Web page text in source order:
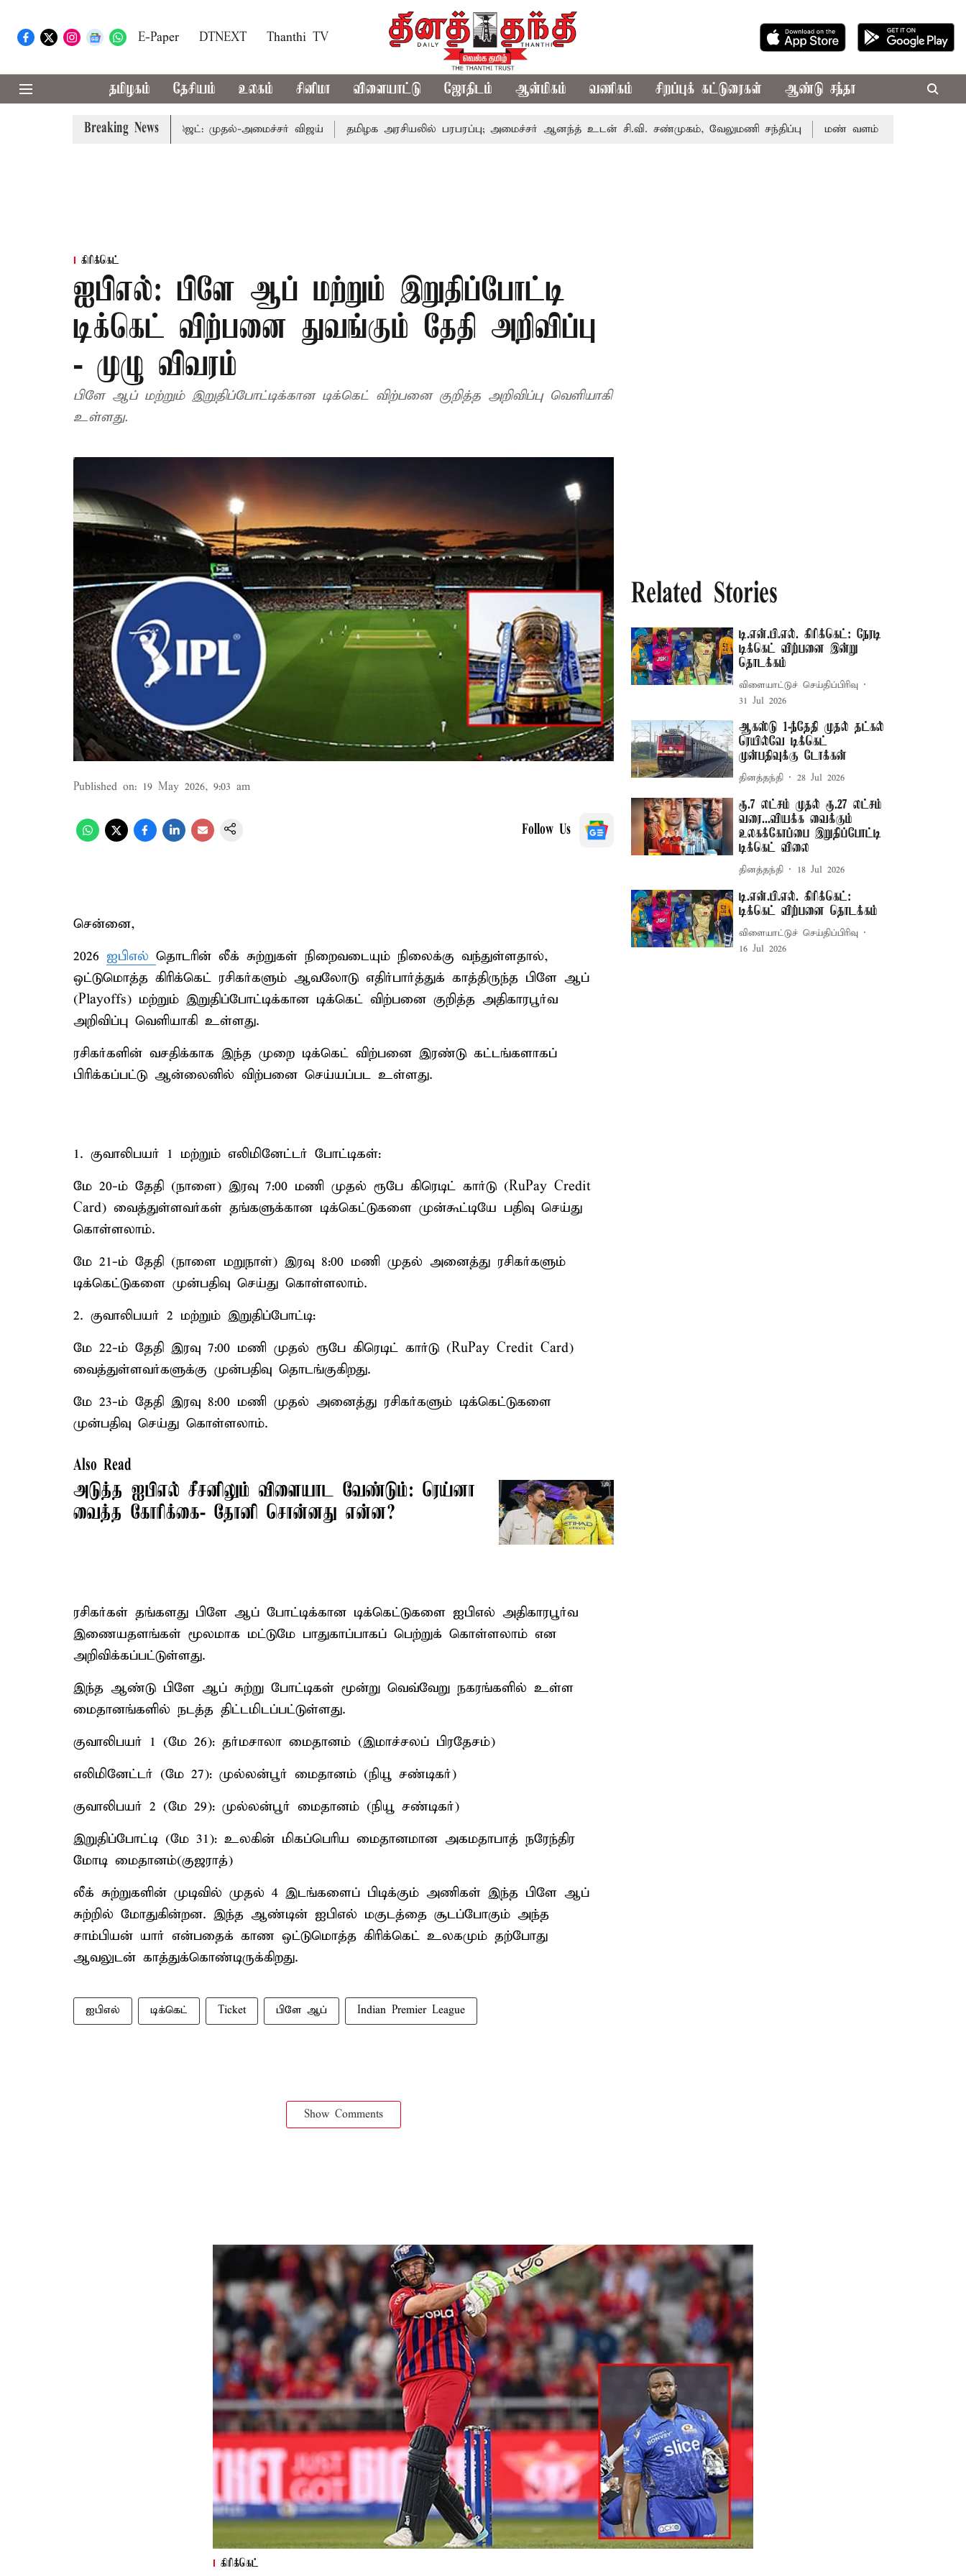
E-Paper DTNEXT Thanthi TV
தமிழகம் தேசியம் உலகம் சினிமா விளையாட்டு ஜோதிடம் ஆன்மிகம் வணிகம் சிறப்புக் கட்டுரைகள் ஆண்டு சந்தா
Breaking News
கூடிய வேளாண் பட்ஜெட்: முதல்-அமைச்சர் விஜய் தமிழக அரசியலில் பரபரப்பு; அமைச்சர் ஆனந்த் உடன் சி.வி. சண்முகம், வேலுமணி சந்திப்பு மண் வளம் பாதுகாக்க ரசாயன உரம்
கிரிக்கெட்
ஐபிஎல்: பிளே ஆப் மற்றும் இறுதிப்போட்டி
டிக்கெட் விற்பனை துவங்கும் தேதி அறிவிப்பு
- முழு விவரம்
பிளே ஆப் மற்றும் இறுதிப்போட்டிக்கான டிக்கெட் விற்பனை குறித்த அறிவிப்பு வெளியாகி
உள்ளது.
Published on: 19 May 2026, 9:03 am
Follow Us
சென்னை,
2026 ஐபிஎல் தொடரின் லீக் சுற்றுகள் நிறைவடையும் நிலைக்கு வந்துள்ளதால்,
ஒட்டுமொத்த கிரிக்கெட் ரசிகர்களும் ஆவலோடு எதிர்பார்த்துக் காத்திருந்த பிளே ஆப்
(Playoffs) மற்றும் இறுதிப்போட்டிக்கான டிக்கெட் விற்பனை குறித்த அதிகாரபூர்வ
அறிவிப்பு வெளியாகி உள்ளது.
ரசிகர்களின் வசதிக்காக இந்த முறை டிக்கெட் விற்பனை இரண்டு கட்டங்களாகப்
பிரிக்கப்பட்டு ஆன்லைனில் விற்பனை செய்யப்பட உள்ளது.
1. குவாலிபயர் 1 மற்றும் எலிமினேட்டர் போட்டிகள்:
மே 20-ம் தேதி (நாளை) இரவு 7:00 மணி முதல் ரூபே கிரெடிட் கார்டு (RuPay Credit
Card) வைத்துள்ளவர்கள் தங்களுக்கான டிக்கெட்டுகளை முன்கூட்டியே பதிவு செய்து
கொள்ளலாம்.
மே 21-ம் தேதி (நாளை மறுநாள்) இரவு 8:00 மணி முதல் அனைத்து ரசிகர்களும்
டிக்கெட்டுகளை முன்பதிவு செய்து கொள்ளலாம்.
2. குவாலிபயர் 2 மற்றும் இறுதிப்போட்டி:
மே 22-ம் தேதி இரவு 7:00 மணி முதல் ரூபே கிரெடிட் கார்டு (RuPay Credit Card)
வைத்துள்ளவர்களுக்கு முன்பதிவு தொடங்குகிறது.
மே 23-ம் தேதி இரவு 8:00 மணி முதல் அனைத்து ரசிகர்களும் டிக்கெட்டுகளை
முன்பதிவு செய்து கொள்ளலாம்.
Also Read
அடுத்த ஐபிஎல் சீசனிலும் விளையாட வேண்டும்: ரெய்னா
வைத்த கோரிக்கை- தோனி சொன்னது என்ன?
ரசிகர்கள் தங்களது பிளே ஆப் போட்டிக்கான டிக்கெட்டுகளை ஐபிஎல் அதிகாரபூர்வ
இணையதளங்கள் மூலமாக மட்டுமே பாதுகாப்பாகப் பெற்றுக் கொள்ளலாம் என
அறிவிக்கப்பட்டுள்ளது.
இந்த ஆண்டு பிளே ஆப் சுற்று போட்டிகள் மூன்று வெவ்வேறு நகரங்களில் உள்ள
மைதானங்களில் நடத்த திட்டமிடப்பட்டுள்ளது.
குவாலிபயர் 1 (மே 26): தர்மசாலா மைதானம் (இமாச்சலப் பிரதேசம்)
எலிமினேட்டர் (மே 27): முல்லன்பூர் மைதானம் (நியூ சண்டிகர்)
குவாலிபயர் 2 (மே 29): முல்லன்பூர் மைதானம் (நியூ சண்டிகர்)
இறுதிப்போட்டி (மே 31): உலகின் மிகப்பெரிய மைதானமான அகமதாபாத் நரேந்திர
மோடி மைதானம்(குஜராத்)
லீக் சுற்றுகளின் முடிவில் முதல் 4 இடங்களைப் பிடிக்கும் அணிகள் இந்த பிளே ஆப்
சுற்றில் மோதுகின்றன. இந்த ஆண்டின் ஐபிஎல் மகுடத்தை சூடப்போகும் அந்த
சாம்பியன் யார் என்பதைக் காண ஒட்டுமொத்த கிரிக்கெட் உலகமும் தற்போது
ஆவலுடன் காத்துக்கொண்டிருக்கிறது.
ஐபிஎல் டிக்கெட் Ticket பிளே ஆப் Indian Premier League
Show Comments
Related Stories
டி.என்.பி.எல். கிரிக்கெட்: நேரடி
டிக்கெட் விற்பனை இன்று
தொடக்கம்
விளையாட்டுச் செய்திப்பிரிவு
31 Jul 2026
ஆகஸ்டு 1-ந்தேதி முதல் தட்கல்
ரெயில்வே டிக்கெட்
முன்பதிவுக்கு டோக்கன்
தினத்தந்தி 28 Jul 2026
ரூ.7 லட்சம் முதல் ரூ.27 லட்சம்
வரை...வியக்க வைக்கும்
உலகக்கோப்பை இறுதிப்போட்டி
டிக்கெட் விலை
தினத்தந்தி 18 Jul 2026
டி.என்.பி.எல். கிரிக்கெட்:
டிக்கெட் விற்பனை தொடக்கம்
விளையாட்டுச் செய்திப்பிரிவு
16 Jul 2026
கிரிக்கெட்